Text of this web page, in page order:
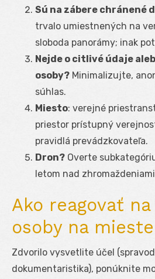
Sú na zábere chránené
trvalo umiestnených na
sloboda panorámy; inak
Nejde o citlivé údaje
osoby? Minimalizujte,
súhlas.
Miesto: verejné
priestor prístupný
pravidlá prevádzkovateľa.
Dron? Overte
letom nad
Ako reagovať
osoby na mieste
Zdvorilo vysvetlite účel
dokumentaristika), ponúknite